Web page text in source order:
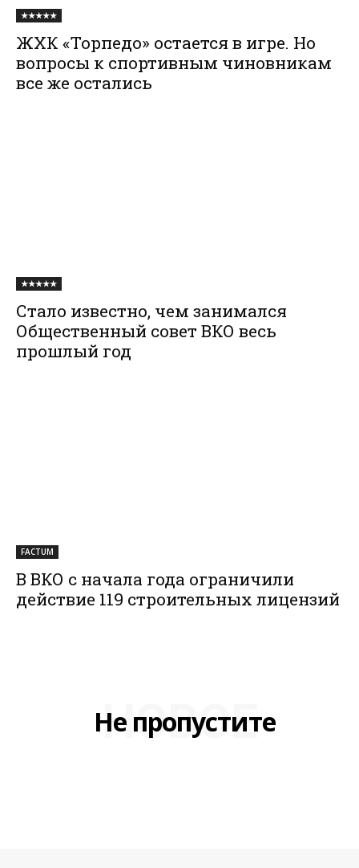
★★★★★
ЖХК «Торпедо» остается в игре. Но
вопросы к спортивным чиновникам
все же остались
★★★★★
Стало известно, чем занимался
Общественный совет ВКО весь
прошлый год
FACTUM
В ВКО с начала года ограничили
действие 119 строительных лицензий
Не пропустите
НОВОЕ